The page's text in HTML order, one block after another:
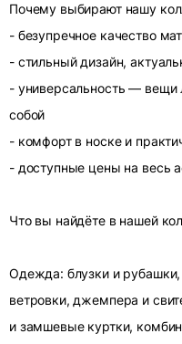
Почему выбирают нашу
- безупречное качество
- стильный дизайн,
- универсальность —
собой
- комфорт в носке и
- доступные цены на весь
Что вы найдёте в нашей
Одежда: блузки и
ветровки, джемпера и
и замшевые куртки,